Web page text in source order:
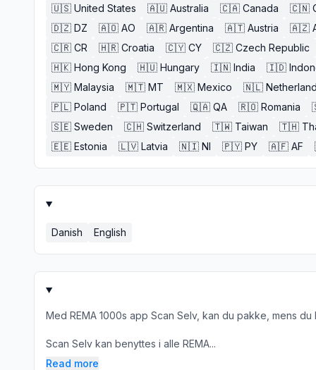
🇺🇸 United States 🇦🇺 Australia 🇨🇦 Canada 🇨🇳
🇩🇿 DZ 🇦🇴 AO 🇦🇷 Argentina 🇦🇹 Austria 🇦🇿
🇨🇷 CR 🇭🇷 Croatia 🇨🇾 CY 🇨🇿 Czech Republic
🇭🇰 Hong Kong 🇭🇺 Hungary 🇮🇳 India 🇮🇩
🇲🇾 Malaysia 🇲🇹 MT 🇲🇽 Mexico 🇳🇱
🇵🇱 Poland 🇵🇹 Portugal 🇶🇦 QA 🇷🇴 Romania
🇸🇪 Sweden 🇨🇭 Switzerland 🇹🇼 Taiwan 🇹🇭
🇪🇪 Estonia 🇱🇻 Latvia 🇳🇮 NI 🇵🇾 PY 🇦🇫 AF
Danish English
Med REMA 1000s app Scan Selv, kan du pakke, mens
Scan Selv kan benyttes i alle REMA...
Read more